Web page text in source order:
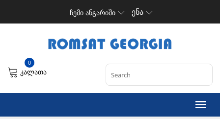
ჩემი ანგარიში ენა
0
კალათა